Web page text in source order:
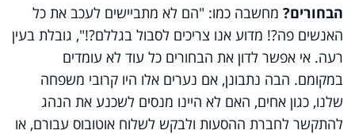
הבחורים? מחשבה כמו: "הם לא מתביישים לעכב את כל
האנשים פה?! מדוע אנו צריכים לסבול בגללם?!", גובלת בעין
רעה. אי אפשר לדון את הבחורים כל עוד לא עומדים
במקומם. הבה נתבונן, אם נערים אלו היו קרובי משפחה
שלנו, כגון אחים, האם לא היינו מנסים לשכנע את הנהג
להתקשר לחברת ההסעות ולבקש לשלוח אוטובוס עבורם, או